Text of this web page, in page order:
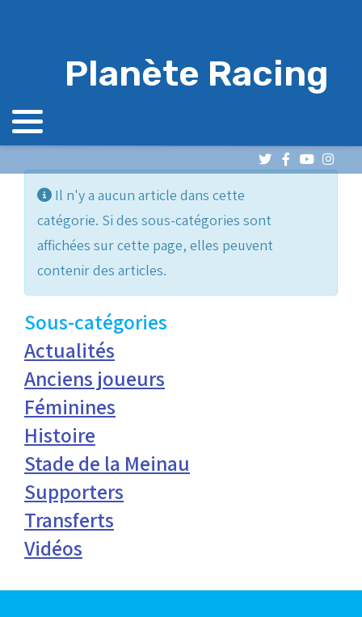
Planète Racing
Info
Il n'y a aucun article dans cette
catégorie. Si des sous-catégories sont
affichées sur cette page, elles peuvent
contenir des articles.
Sous-catégories
Actualités
Anciens joueurs
Féminines
Histoire
Stade de la Meinau
Supporters
Transferts
Vidéos